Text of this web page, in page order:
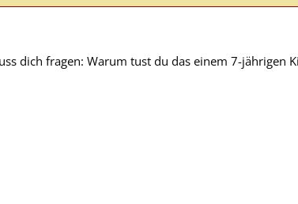
dich fragen: Warum tust du das einem 7-jährigen